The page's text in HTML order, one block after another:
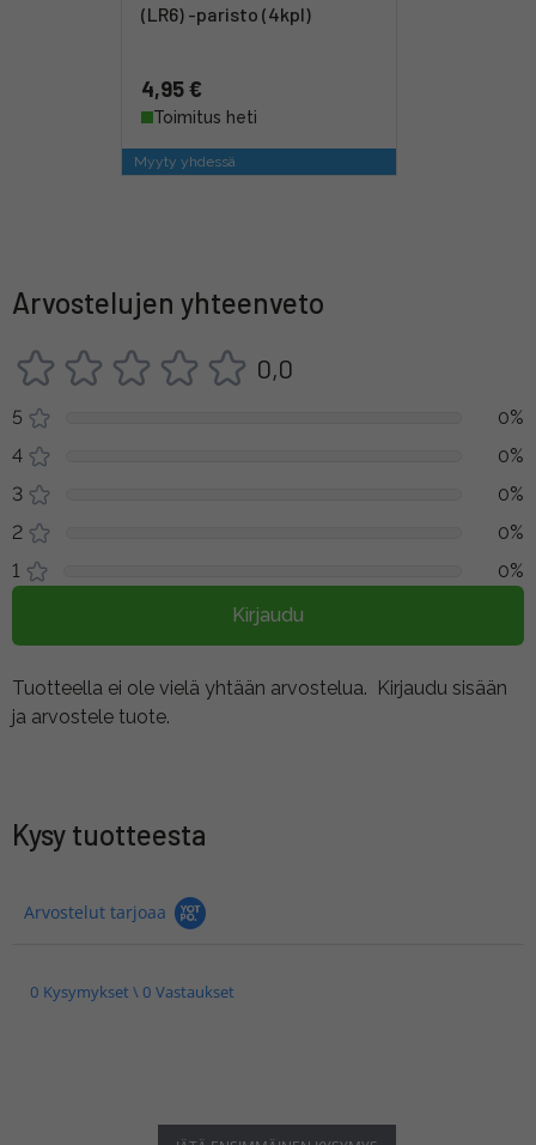
(LR6) -paristo (4kpl)
4,95 €
Toimitus heti
Myyty yhdessä
Arvostelujen yhteenveto
0,0
5
0%
4
0%
3
0%
2
0%
1
0%
Kirjaudu
Tuotteella ei ole vielä yhtään arvostelua. Kirjaudu sisään
ja arvostele tuote.
Kysy tuotteesta
Arvostelut tarjoaa
0 Kysymykset \ 0 Vastaukset